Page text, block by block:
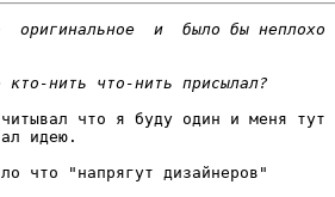
что я буду один и меня
идею.
что "напрягут дизайнеров"